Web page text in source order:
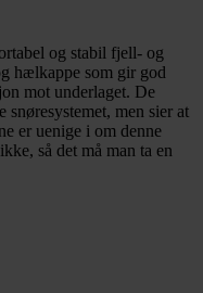
og stabil fjell- og
hælkappe som gir god
mot underlaget. De
snøresystemet, men sier at
er uenige i om denne
så det må man ta en